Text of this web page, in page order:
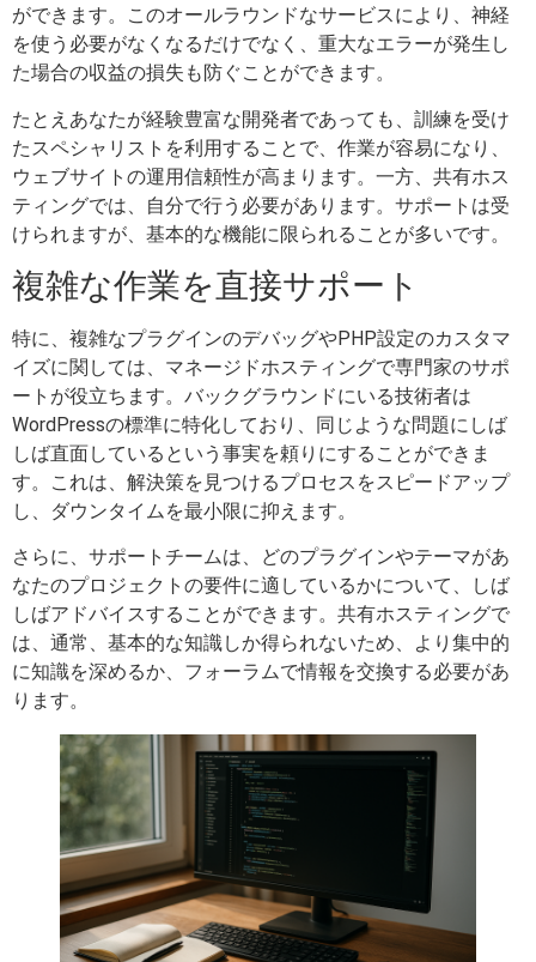
ができます。このオールラウンドなサービスにより、神経
を使う必要がなくなるだけでなく、重大なエラーが発生し
た場合の収益の損失も防ぐことができます。
たとえあなたが経験豊富な開発者であっても、訓練を受け
たスペシャリストを利用することで、作業が容易になり、
ウェブサイトの運用信頼性が高まります。一方、共有ホス
ティングでは、自分で行う必要があります。サポートは受
けられますが、基本的な機能に限られることが多いです。
複雑な作業を直接サポート
特に、複雑なプラグインのデバッグやPHP設定のカスタマ
イズに関しては、マネージドホスティングで専門家のサポ
ートが役立ちます。バックグラウンドにいる技術者は
WordPressの標準に特化しており、同じような問題にしば
しば直面しているという事実を頼りにすることができま
す。これは、解決策を見つけるプロセスをスピードアップ
し、ダウンタイムを最小限に抑えます。
さらに、サポートチームは、どのプラグインやテーマがあ
なたのプロジェクトの要件に適しているかについて、しば
しばアドバイスすることができます。共有ホスティングで
は、通常、基本的な知識しか得られないため、より集中的
に知識を深めるか、フォーラムで情報を交換する必要があ
ります。